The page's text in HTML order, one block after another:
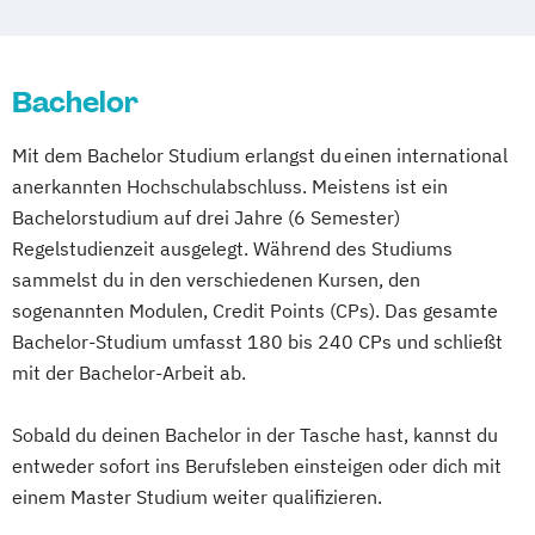
Digital Business Management
Digital Innovation and Intrapreneurship
(DE/EN)
Digital Product Management
Digital Transformation Management -
Gesundheitswesen
Digitale Betriebswirtschaftslehre
Digitale Transformation
E-Commerce Elektrotechnik
Engineering (DE/EN)
Entrepreneurship (DE/EN) Ergotherapie
Germanistik
Geschichte Informatics
Information Management
Information and Communications
Engineering
Information and Communications
Engineering: Studienzweig Autonomous
Systems and Robotics
Engineering: Studienzweig Networks and
Communications
Information and Communications
Softwareentwicklung
Rechtswissenschaften
Nawi-Tec für Schüler*innen
Neuere deutsche Literatur im
medienkulturellen Kontext
Philosophie - Philosophie im europäischen
Kontext
Politikwissenschaft – Regieren und
Politikwissenschaft
Verwaltungswissenschaft Soziologie
Praktische Informatik
Psychologie
Bachelor
Mit dem Bachelor Studium erlangst du einen international
anerkannten Hochschulabschluss. Meistens ist ein
Bachelorstudium auf drei Jahre (6 Semester)
Regelstudienzeit ausgelegt. Während des Studiums
sammelst du in den verschiedenen Kursen, den
sogenannten Modulen, Credit Points (CPs). Das gesamte
Bachelor-Studium umfasst 180 bis 240 CPs und schließt
mit der Bachelor-Arbeit ab.
Sobald du deinen Bachelor in der Tasche hast, kannst du
entweder sofort ins Berufsleben einsteigen oder dich mit
einem Master Studium weiter qualifizieren.